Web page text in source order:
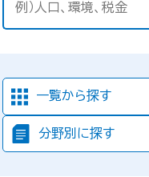
一覧から探す
分野別に探す
が見つか